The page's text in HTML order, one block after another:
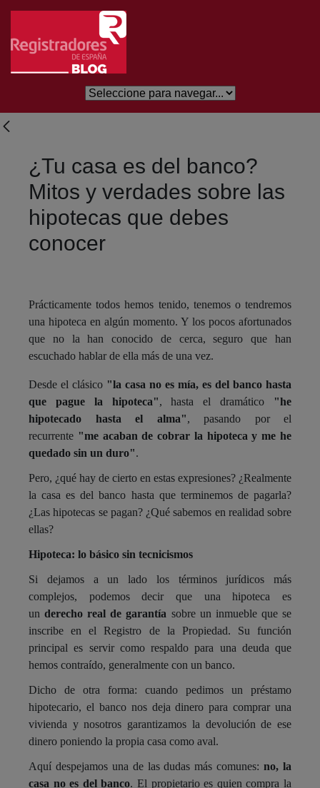
Salta al contingut principal
¿Tu casa es del banco?
Mitos y verdades sobre las
hipotecas que debes
conocer
Prácticamente todos hemos tenido, tenemos o tendremos
una hipoteca en algún momento. Y los pocos afortunados
que no la han conocido de cerca, seguro que han
escuchado hablar de ella más de una vez.
Desde el clásico "la casa no es mía, es del banco hasta
que pague la hipoteca", hasta el dramático
"he
hipotecado hasta el alma", pasando por el
recurrente "me acaban de cobrar la hipoteca y me he
quedado sin un duro".
Pero, ¿qué hay de cierto en estas expresiones? ¿Realmente
la casa es del banco hasta que terminemos de pagarla?
¿Las hipotecas se pagan? ¿Qué sabemos en realidad sobre
ellas?
Hipoteca: lo básico sin tecnicismos
Si dejamos a un lado los términos jurídicos más
complejos, podemos decir que una hipoteca es
underecho real de garantía sobre un inmueble que se
inscribe en el Registro de la Propiedad. Su función
principal es servir como respaldo para una deuda que
hemos contraído, generalmente con un banco.
Dicho de otra forma: cuando pedimos un préstamo
hipotecario, el banco nos deja dinero para comprar una
vivienda y nosotros garantizamos la devolución de ese
dinero poniendo la propia casa como aval.
Aquí despejamos una de las dudas más comunes:no, la
casa no es del banco. El propietario es quien compra la